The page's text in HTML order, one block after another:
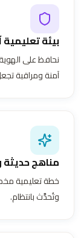
بيئة
نحافظ على
آمنة ومراقبة
مناهج
خطة تعليمية
وتُحدَّث بانتظام.